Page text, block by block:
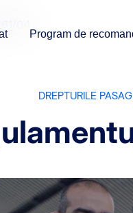
Program de
DREPTURILE